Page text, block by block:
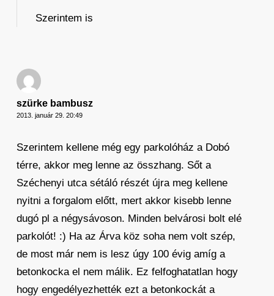
Szerintem is
szürke bambusz
2013. január 29. 20:49
Szerintem kellene még egy parkolóház a Dobó
térre, akkor meg lenne az összhang. Sőt a
Széchenyi utca sétáló részét újra meg kellene
nyitni a forgalom előtt, mert akkor kisebb lenne
dugó pl a négysávoson. Minden belvárosi bolt elé
parkolót! :) Ha az Árva köz soha nem volt szép,
de most már nem is lesz úgy 100 évig amíg a
betonkocka el nem málik. Ez felfoghatatlan hogy
hogy engedélyezhették ezt a betonkockát a